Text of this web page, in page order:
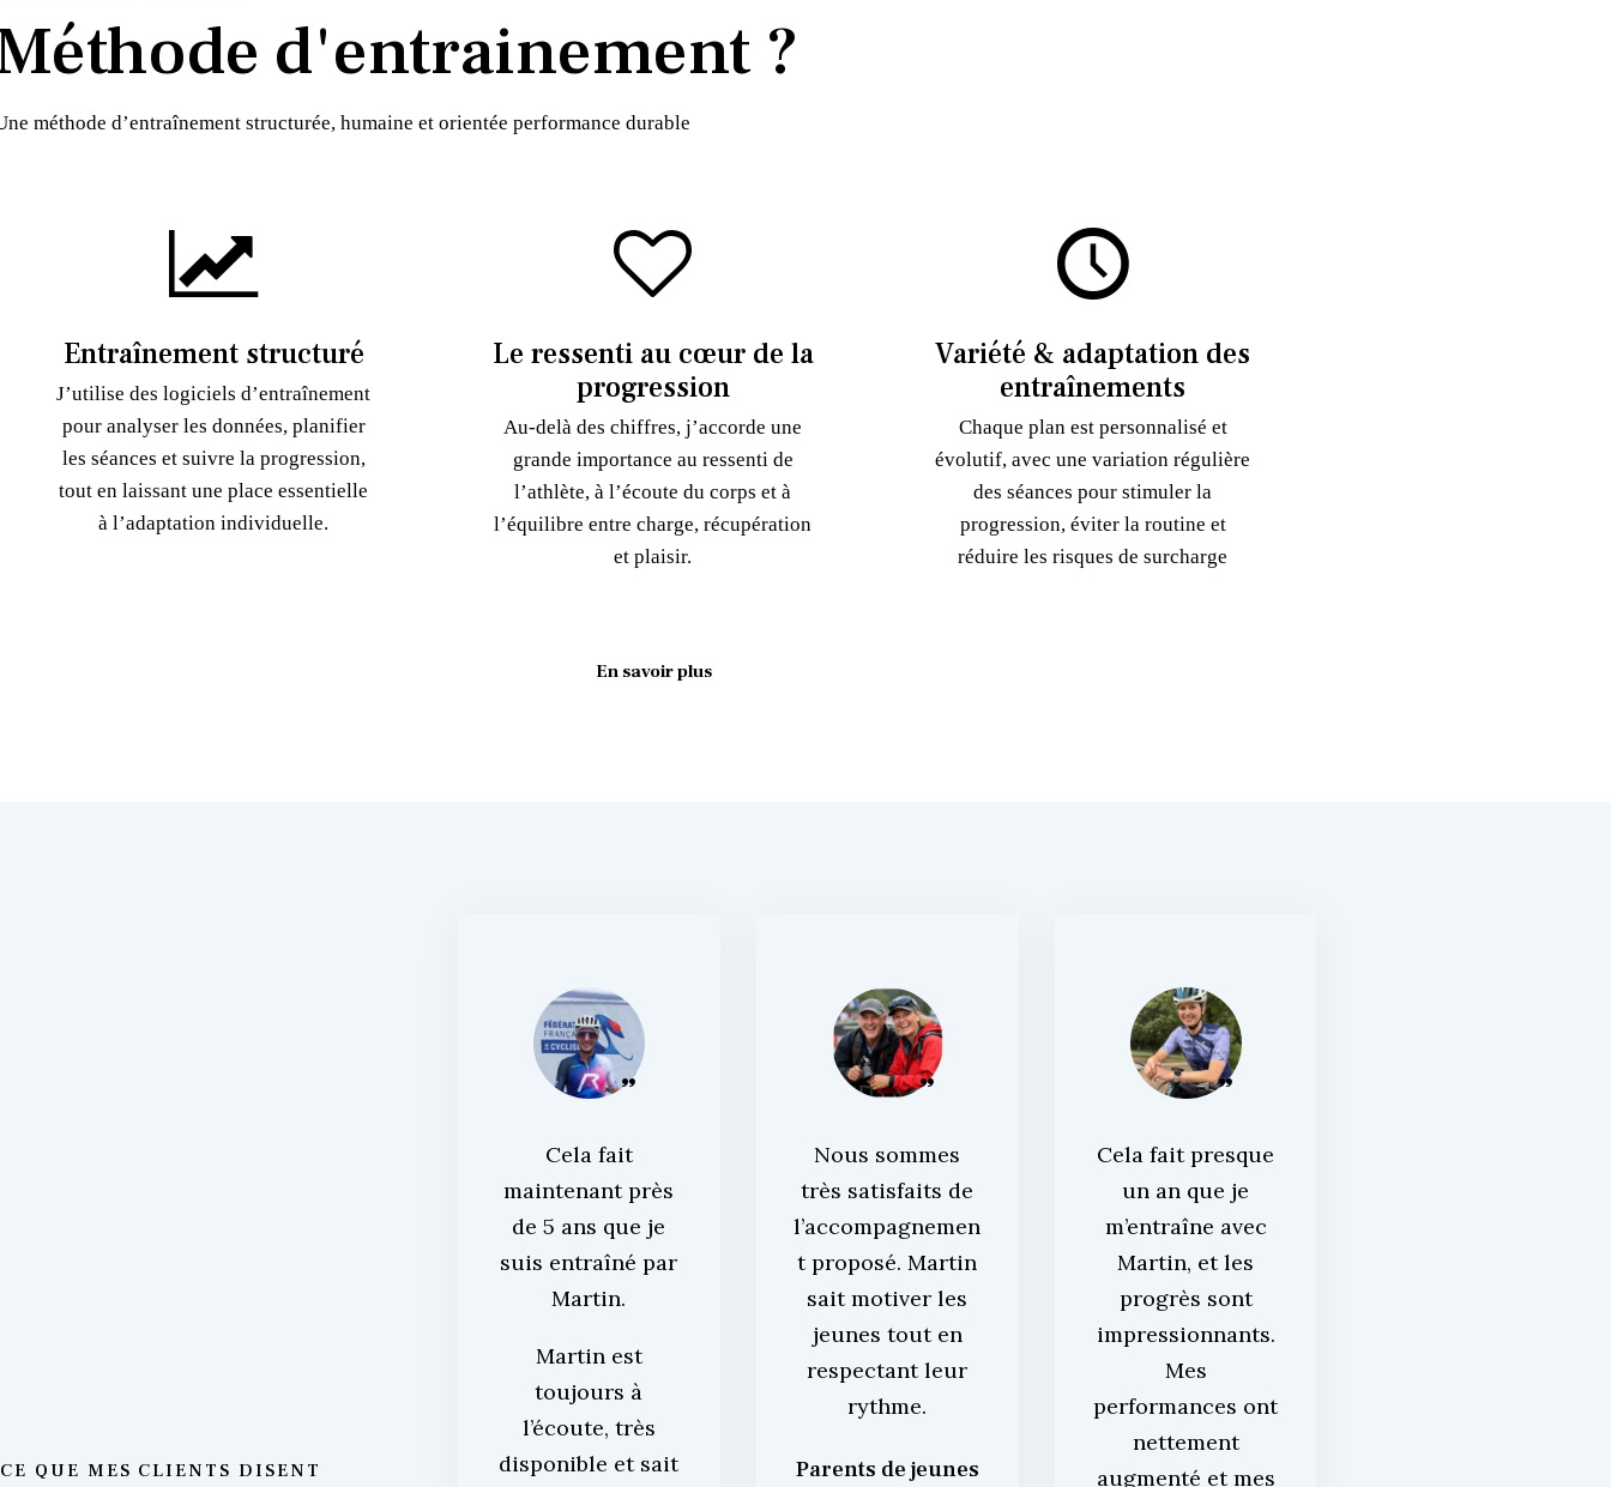
d'entrainement ?
méthode d’entraînement structurée, humaine et orientée performance durable
Entraînement structuré
J’utilise des logiciels d’entraînement
pour analyser les données, planifier
les séances et suivre la progression,
tout en laissant une place essentielle
à l’adaptation individuelle.
Le ressenti au cœur de la
progression
Au-delà des chiffres, j’accorde une
grande importance au ressenti de
l’athlète, à l’écoute du corps et à
l’équilibre entre charge, récupération
et plaisir.
Variété & adaptation des
entraînements
Chaque plan est personnalisé et
évolutif, avec une variation régulière
des séances pour stimuler la
progression, éviter la routine et
réduire les risques de surcharge
En savoir plus
CE QUE MES CLIENTS DISENT
Cela fait
maintenant près
de 5 ans que je
suis entraîné par
Martin.
Martin est
toujours à
l’écoute, très
disponible et sait
Nous sommes
très satisfaits de
l’accompagnemen
t proposé. Martin
sait motiver les
jeunes tout en
respectant leur
rythme.
Parents de jeunes
Cela fait presque
un an que je
m’entraîne avec
Martin, et les
progrès sont
impressionnants.
Mes
performances ont
nettement
augmenté et mes